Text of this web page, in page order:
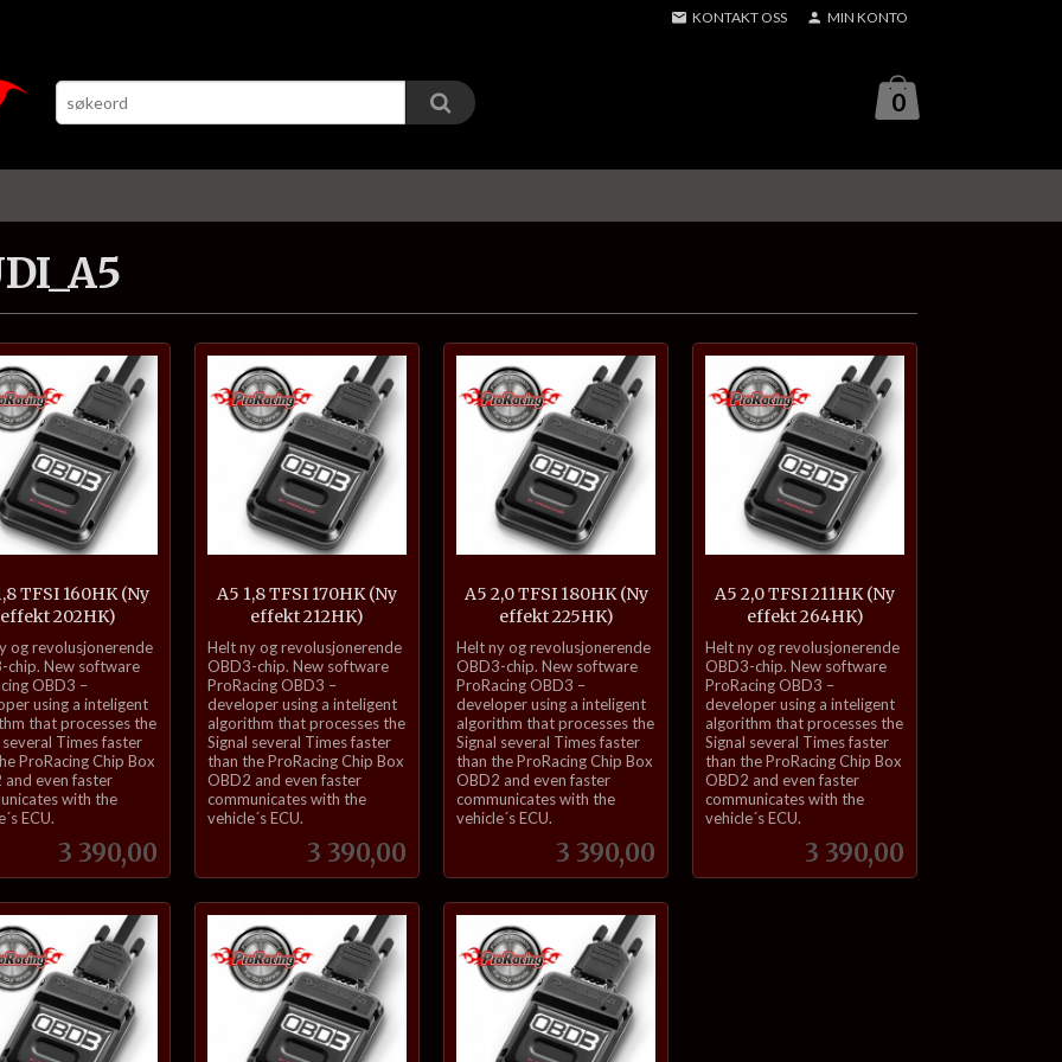
KONTAKT OSS MIN KONTO
0
TFSI 160HK (Ny
effekt 202HK)
Pris
3 390,00
og revolusjonerende
chip. New software
OBD3 –
using a inteligent
that processes the
several Times faster
ProRacing Chip Box
and even faster
with the
ECU.
A5 1,8 TFSI 170HK (Ny
effekt 212HK)
Pris
3 390,00
inkl.
mva.
Helt ny og revolusjonerende
OBD3-chip. New software
ProRacing OBD3 –
developer using a inteligent
algorithm that processes the
Signal several Times faster
than the ProRacing Chip Box
OBD2 and even faster
communicates with the
vehicle´s ECU.
A5 2,0 TFSI 180HK (Ny
effekt 225HK)
Pris
3 390,00
inkl.
mva.
Helt ny og revolusjonerende
OBD3-chip. New software
ProRacing OBD3 –
developer using a inteligent
algorithm that processes the
Signal several Times faster
than the ProRacing Chip Box
OBD2 and even faster
communicates with the
vehicle´s ECU.
A5 2,0 TFSI 211HK (Ny
effekt 264HK)
Pris
3 390,00
inkl.
mva.
Helt ny og revolusjonerende
OBD3-chip. New software
ProRacing OBD3 –
developer using a inteligent
algorithm that processes the
Signal several Times faster
than the ProRacing Chip Box
OBD2 and even faster
communicates with the
vehicle´s ECU.